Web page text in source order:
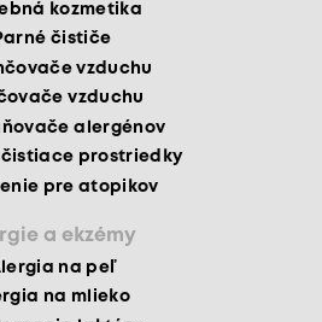
kozmetika
čističe
vzduchu
vzduchu
alergénov
čistiace prostriedky
pre atopikov
a ekzémy
na peľ
na mlieko